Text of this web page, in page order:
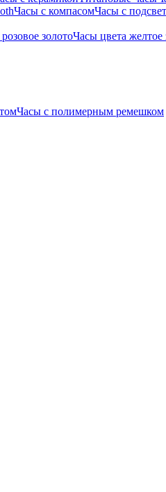
Часы с компасомЧасы с
золотоЧасы цвета желтое
Часы с полимерным ремешком